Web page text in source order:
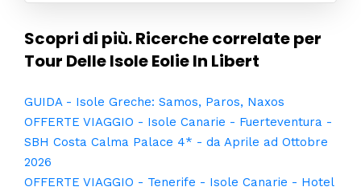
Scopri di più. Ricerche correlate per
Tour Delle Isole Eolie In Libert
GUIDA - Isole Greche: Samos, Paros, Naxos
OFFERTE VIAGGIO - Isole Canarie - Fuerteventura -
SBH Costa Calma Palace 4* - da Aprile ad Ottobre
2026
OFFERTE VIAGGIO - Tenerife - Isole Canarie - Hotel